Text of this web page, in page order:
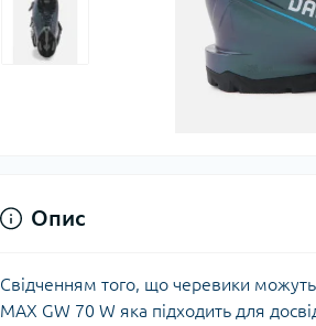
Опис
Свідченням того, що черевики
MAX GW 70 W яка підходить для